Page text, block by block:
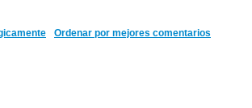
Ordenar por mejores comentarios